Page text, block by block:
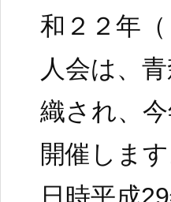
和２２年
人会は、
織され、
開催します